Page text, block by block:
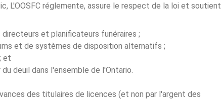
L'OOSFC réglemente, assure le respect de la loi et soutient
et planificateurs funéraires ;
et de systèmes de disposition alternatifs ;
et
deuil dans l'ensemble de l'Ontario.
des titulaires de licences (et non par l'argent des